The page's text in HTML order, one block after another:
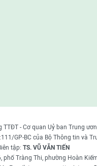
TTĐT - Cơ quan Uỷ ban Trung
GP-BC của Bộ Thông tin và
tập: TS. VŨ VĂN TIẾN
phố Tràng Thi, phường Hoàn